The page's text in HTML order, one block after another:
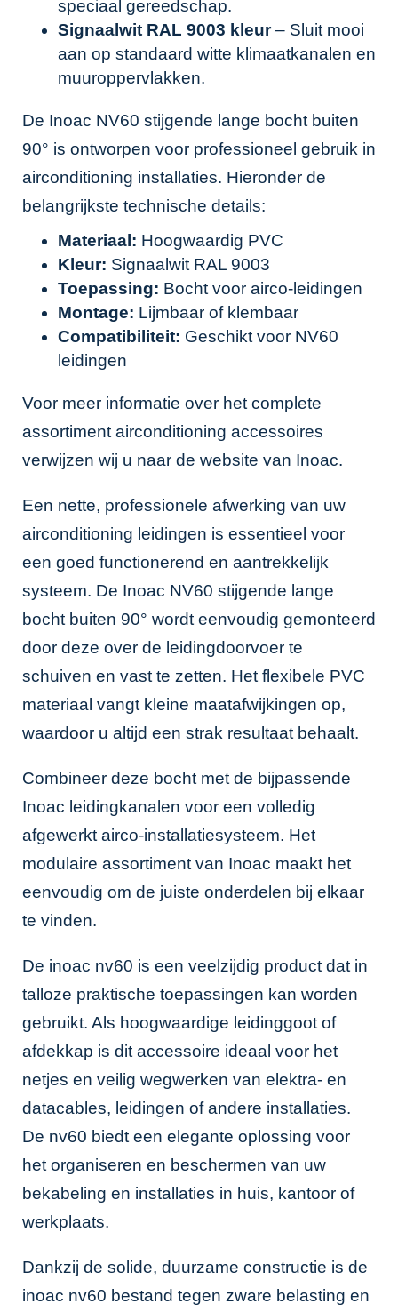
speciaal gereedschap.
Signaalwit RAL 9003 kleur– Sluit mooi
aan op standaard witte klimaatkanalen en
muuroppervlakken.
De Inoac NV60 stijgende lange bocht buiten
90° is ontworpen voor professioneel gebruik in
airconditioning installaties. Hieronder de
belangrijkste technische details:
Materiaal: Hoogwaardig PVC
Kleur: Signaalwit RAL 9003
Toepassing: Bocht voor airco-leidingen
Montage: Lijmbaar of klembaar
Compatibiliteit: Geschikt voor NV60
leidingen
Voor meer informatie over het complete
assortiment airconditioning accessoires
verwijzen wij u naar de website van Inoac.
Een nette, professionele afwerking van uw
airconditioning leidingen is essentieel voor
een goed functionerend en aantrekkelijk
systeem. De Inoac NV60 stijgende lange
bocht buiten 90° wordt eenvoudig gemonteerd
door deze over de leidingdoorvoer te
schuiven en vast te zetten. Het flexibele PVC
materiaal vangt kleine maatafwijkingen op,
waardoor u altijd een strak resultaat behaalt.
Combineer deze bocht met de bijpassende
Inoac leidingkanalen voor een volledig
afgewerkt airco-installatiesysteem. Het
modulaire assortiment van Inoac maakt het
eenvoudig om de juiste onderdelen bij elkaar
te vinden.
De inoac nv60 is een veelzijdig product dat in
talloze praktische toepassingen kan worden
gebruikt. Als hoogwaardige leidinggoot of
afdekkap is dit accessoire ideaal voor het
netjes en veilig wegwerken van elektra- en
datacables, leidingen of andere installaties.
De nv60 biedt een elegante oplossing voor
het organiseren en beschermen van uw
bekabeling en installaties in huis, kantoor of
werkplaats.
Dankzij de solide, duurzame constructie is de
inoac nv60 bestand tegen zware belasting en